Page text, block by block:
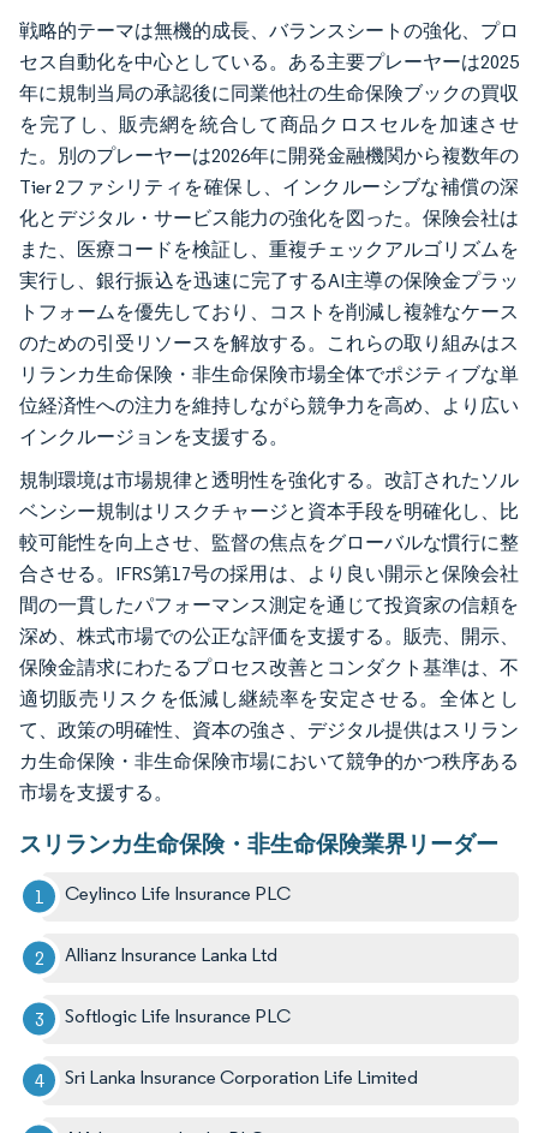
戦略的テーマは無機的成長、バランスシートの強化、プロ
セス自動化を中心としている。ある主要プレーヤーは2025
年に規制当局の承認後に同業他社の生命保険ブックの買収
を完了し、販売網を統合して商品クロスセルを加速させ
た。別のプレーヤーは2026年に開発金融機関から複数年の
Tier 2ファシリティを確保し、インクルーシブな補償の深
化とデジタル・サービス能力の強化を図った。保険会社は
また、医療コードを検証し、重複チェックアルゴリズムを
実行し、銀行振込を迅速に完了するAI主導の保険金プラッ
トフォームを優先しており、コストを削減し複雑なケース
のための引受リソースを解放する。これらの取り組みはス
リランカ生命保険・非生命保険市場全体でポジティブな単
位経済性への注力を維持しながら競争力を高め、より広い
インクルージョンを支援する。
規制環境は市場規律と透明性を強化する。改訂されたソル
ベンシー規制はリスクチャージと資本手段を明確化し、比
較可能性を向上させ、監督の焦点をグローバルな慣行に整
合させる。IFRS第17号の採用は、より良い開示と保険会社
間の一貫したパフォーマンス測定を通じて投資家の信頼を
深め、株式市場での公正な評価を支援する。販売、開示、
保険金請求にわたるプロセス改善とコンダクト基準は、不
適切販売リスクを低減し継続率を安定させる。全体とし
て、政策の明確性、資本の強さ、デジタル提供はスリラン
カ生命保険・非生命保険市場において競争的かつ秩序ある
市場を支援する。
スリランカ生命保険・非生命保険業界リーダー
Ceylinco Life Insurance PLC
Allianz Insurance Lanka Ltd
Softlogic Life Insurance PLC
Sri Lanka Insurance Corporation Life Limited